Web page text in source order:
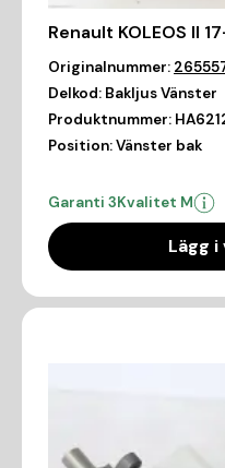
Renault KOLEOS II
Originalnummer:
Delkod: Bakljus Vänster
Produktnummer:
Position:Vänster bak
Garanti 3Kvalitet M
Lägg